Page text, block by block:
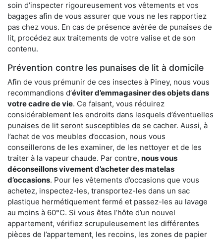
soin d’inspecter rigoureusement vos vêtements et vos
bagages afin de vous assurer que vous ne les rapportiez
pas chez vous. En cas de présence avérée de punaises de
lit, procédez aux traitements de votre valise et de son
contenu.
Prévention contre les punaises de lit à domicile
Afin de vous prémunir de ces insectes à Piney, nous vous
recommandions d’éviter d’emmagasiner des objets dans
votre cadre de vie. Ce faisant, vous réduirez
considérablement les endroits dans lesquels d’éventuelles
punaises de lit seront susceptibles de se cacher. Aussi, à
l’achat de vos meubles d’occasion, nous vous
conseillerons de les examiner, de les nettoyer et de les
traiter à la vapeur chaude. Par contre, nous vous
déconseillons vivement d’acheter des matelas
d’occasions. Pour les vêtements d’occasions que vous
achetez, inspectez-les, transportez-les dans un sac
plastique hermétiquement fermé et passez-les au lavage
au moins à 60°C. Si vous êtes l’hôte d’un nouvel
appartement, vérifiez scrupuleusement les différentes
pièces de l’appartement, les recoins, les zones de papier